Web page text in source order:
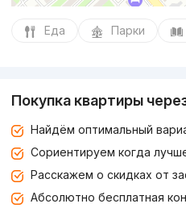
Еда Парки
Покупка квартиры
Найдём оптимальный
Сориентируем когда
Расскажем о скидках от
Абсолютно бесплатная